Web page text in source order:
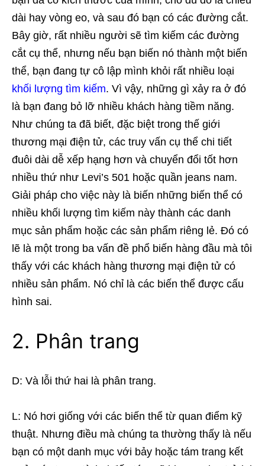
dài hay vòng eo, và sau đó bạn có các đường cắt.
Bây giờ, rất nhiều người sẽ tìm kiếm các đường
cắt cụ thể, nhưng nếu bạn biến nó thành một biến
thể, bạn đang tự cô lập mình khỏi rất nhiều loại
khối lượng tìm kiếm. Vì vậy, những gì xảy ra ở đó
là bạn đang bỏ lỡ nhiều khách hàng tiềm năng.
Như chúng ta đã biết, đặc biệt trong thế giới
thương mại điện tử, các truy vấn cụ thể chi tiết
đuôi dài dễ xếp hạng hơn và chuyển đổi tốt hơn
nhiều thứ như Levi’s 501 hoặc quần jeans nam.
Giải pháp cho việc này là biến những biến thể có
nhiều khối lượng tìm kiếm này thành các danh
mục sản phẩm hoặc các sản phẩm riêng lẻ. Đó có
lẽ là một trong ba vấn đề phổ biến hàng đầu mà tôi
thấy với các khách hàng thương mại điện tử có
nhiều sản phẩm. Nó chỉ là các biến thể được cấu
hình sai.
2. Phân trang
D: Và lỗi thứ hai là phân trang.
L: Nó hơi giống với các biến thể từ quan điểm kỹ
thuật. Nhưng điều mà chúng ta thường thấy là nếu
bạn có một danh mục với bảy hoặc tám trang kết